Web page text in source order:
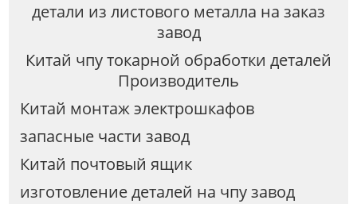
детали из листового металла на заказ
завод
Китай чпу токарной обработки деталей
Производитель
Китай монтаж электрошкафов
запасные части завод
Китай почтовый ящик
изготовление деталей на чпу завод